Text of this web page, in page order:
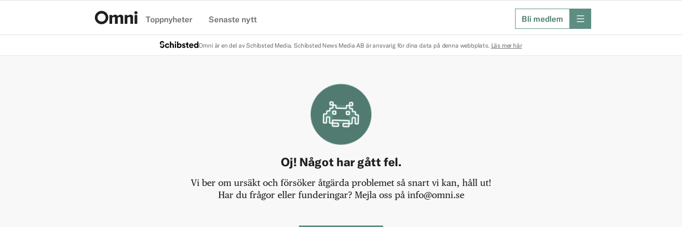
Toppnyheter Senaste nytt Bli medlem meny
Omni är en del av Schibsted Media. Schibsted News Media AB är ansvarig för dina data på denna webbplats. Läs mer här
Oj! Något har gått fel.
Vi ber om ursäkt och försöker åtgärda problemet så snart vi kan, håll ut!
Har du frågor eller funderingar? Mejla oss på info@omni.se